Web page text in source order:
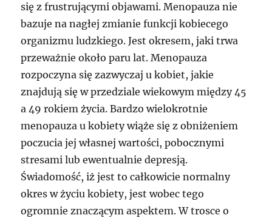
się z frustrującymi objawami. Menopauza nie
bazuje na nagłej zmianie funkcji kobiecego
organizmu ludzkiego. Jest okresem, jaki trwa
przeważnie około paru lat. Menopauza
rozpoczyna się zazwyczaj u kobiet, jakie
znajdują się w przedziale wiekowym między 45
a 49 rokiem życia. Bardzo wielokrotnie
menopauza u kobiety wiąże się z obniżeniem
poczucia jej własnej wartości, pobocznymi
stresami lub ewentualnie depresją.
Świadomość, iż jest to całkowicie normalny
okres w życiu kobiety, jest wobec tego
ogromnie znaczącym aspektem. W trosce o